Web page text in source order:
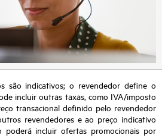
são indicativos; o revendedor define o
incluir outras taxas, como IVA/imposto
transacional definido pelo revendedor
revendedores e ao preço indicativo
poderá incluir ofertas promocionais por